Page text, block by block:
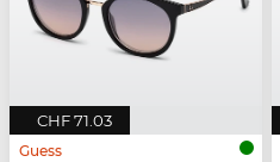
CHF 71.03
Guess